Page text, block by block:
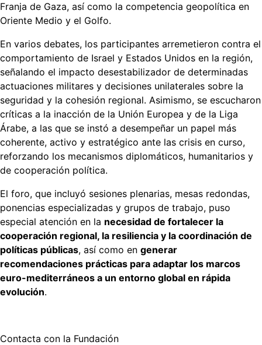
Franja de Gaza, así como la competencia geopolítica en
Oriente Medio y el Golfo.
En varios debates, los participantes arremetieron contra el
comportamiento de Israel y Estados Unidos en la región,
señalando el impacto desestabilizador de determinadas
actuaciones militares y decisiones unilaterales sobre la
seguridad y la cohesión regional. Asimismo, se escucharon
críticas a la inacción de la Unión Europea y de la Liga
Árabe, a las que se instó a desempeñar un papel más
coherente, activo y estratégico ante las crisis en curso,
reforzando los mecanismos diplomáticos, humanitarios y
de cooperación política.
El foro, que incluyó sesiones plenarias, mesas redondas,
ponencias especializadas y grupos de trabajo, puso
especial atención en la necesidad de fortalecer la
cooperación regional, la resiliencia y la coordinación de
políticas públicas, así como en generar
recomendaciones prácticas para adaptar los marcos
euro-mediterráneos a un entorno global en rápida
evolución.
Contacta con la Fundación